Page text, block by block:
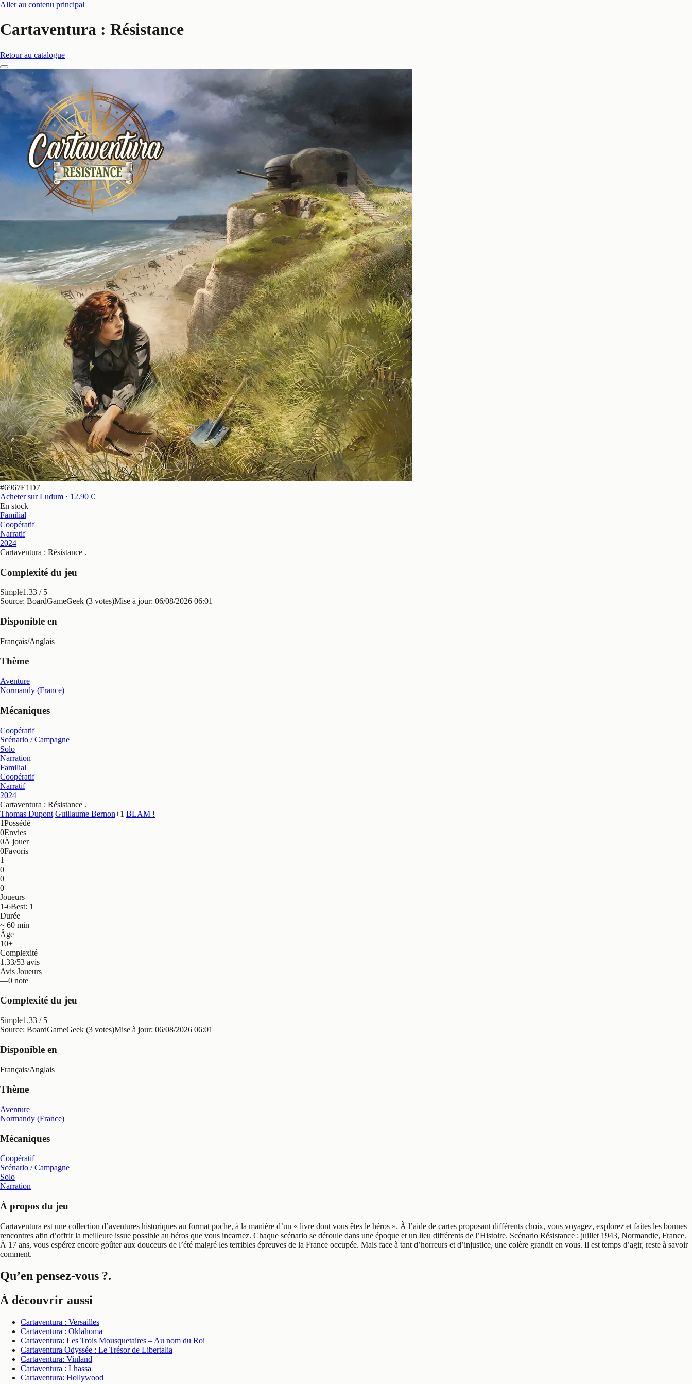
Aller au contenu principal
Cartaventura : Résistance
Retour au catalogue
#6967E1D7
Acheter sur Ludum · 12.90 €
En stock
Familial
Coopératif
Narratif
2024
Cartaventura : Résistance .
Complexité du jeu
Simple1.33 / 5
Source: BoardGameGeek (3 votes)Mise à jour: 06/08/2026 06:01
Disponible en
Français/Anglais
Thème
Aventure
Normandy (France)
Mécaniques
Coopératif
Scénario / Campagne
Solo
Narration
Familial
Coopératif
Narratif
2024
Cartaventura : Résistance .
Thomas Dupont Guillaume Bernon+1 BLAM !
1Possédé
0Envies
0À jouer
0Favoris
1
0
0
0
Joueurs
1-6Best: 1
Durée
~ 60 min
Âge
10+
Complexité
1.33/53 avis
Avis Joueurs
—0 note
Complexité du jeu
Simple1.33 / 5
Source: BoardGameGeek (3 votes)Mise à jour: 06/08/2026 06:01
Disponible en
Français/Anglais
Thème
Aventure
Normandy (France)
Mécaniques
Coopératif
Scénario / Campagne
Solo
Narration
À propos du jeu
Cartaventura est une collection d’aventures historiques au format poche, à la manière d’un « livre dont vous êtes le héros ». À l’aide de cartes proposant différents choix, vous voyagez, explorez et faites les bonnes
rencontres afin d’offrir la meilleure issue possible au héros que vous incarnez. Chaque scénario se déroule dans une époque et un lieu différents de l’Histoire. Scénario Résistance : juillet 1943, Normandie, France.
À 17 ans, vous espérez encore goûter aux douceurs de l’été malgré les terribles épreuves de la France occupée. Mais face à tant d’horreurs et d’injustice, une colère grandit en vous. Il est temps d’agir, reste à savoir
comment.
Qu’en pensez-vous ?.
À découvrir aussi
Cartaventura : Versailles
Cartaventura : Oklahoma
Cartaventura: Les Trois Mousquetaires – Au nom du Roi
Cartaventura Odyssée : Le Trésor de Libertalia
Cartaventura: Vinland
Cartaventura : Lhassa
Cartaventura: Hollywood